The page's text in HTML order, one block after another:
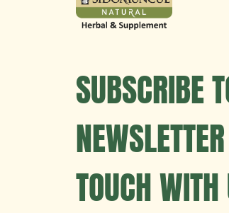
SUBSCRIBE
TOUCH